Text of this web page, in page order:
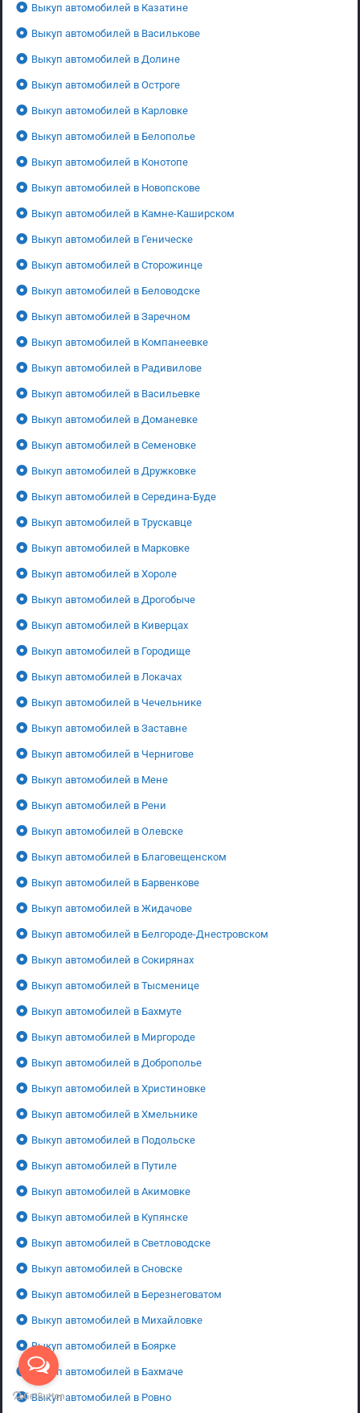
Выкуп автомобилей в Казатине
Выкуп автомобилей в Василькове
Выкуп автомобилей в Долине
Выкуп автомобилей в Остроге
Выкуп автомобилей в Карловке
Выкуп автомобилей в Белополье
Выкуп автомобилей в Конотопе
Выкуп автомобилей в Новопскове
Выкуп автомобилей в Камне-Каширском
Выкуп автомобилей в Геническе
Выкуп автомобилей в Сторожинце
Выкуп автомобилей в Беловодске
Выкуп автомобилей в Заречном
Выкуп автомобилей в Компанеевке
Выкуп автомобилей в Радивилове
Выкуп автомобилей в Васильевке
Выкуп автомобилей в Доманевке
Выкуп автомобилей в Семеновке
Выкуп автомобилей в Дружковке
Выкуп автомобилей в Середина-Буде
Выкуп автомобилей в Трускавце
Выкуп автомобилей в Марковке
Выкуп автомобилей в Хороле
Выкуп автомобилей в Дрогобыче
Выкуп автомобилей в Киверцах
Выкуп автомобилей в Городище
Выкуп автомобилей в Локачах
Выкуп автомобилей в Чечельнике
Выкуп автомобилей в Заставне
Выкуп автомобилей в Чернигове
Выкуп автомобилей в Мене
Выкуп автомобилей в Рени
Выкуп автомобилей в Олевске
Выкуп автомобилей в Благовещенском
Выкуп автомобилей в Барвенкове
Выкуп автомобилей в Жидачове
Выкуп автомобилей в Белгороде-Днестровском
Выкуп автомобилей в Сокирянах
Выкуп автомобилей в Тысменице
Выкуп автомобилей в Бахмуте
Выкуп автомобилей в Миргороде
Выкуп автомобилей в Доброполье
Выкуп автомобилей в Христиновке
Выкуп автомобилей в Хмельнике
Выкуп автомобилей в Подольске
Выкуп автомобилей в Путиле
Выкуп автомобилей в Акимовке
Выкуп автомобилей в Купянске
Выкуп автомобилей в Светловодске
Выкуп автомобилей в Сновске
Выкуп автомобилей в Березнеговатом
Выкуп автомобилей в Михайловке
Выкуп автомобилей в Боярке
Выкуп автомобилей в Бахмаче
Выкуп автомобилей в Ровно